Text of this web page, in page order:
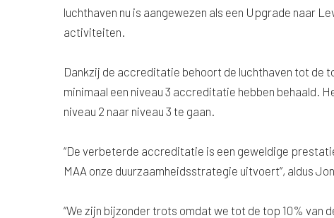
luchthaven nu is aangewezen als een Upgrade naar
activiteiten.
Dankzij de accreditatie behoort de luchthaven tot de
minimaal een niveau 3 accreditatie hebben behaald.
niveau 2 naar niveau 3 te gaan.
“De verbeterde accreditatie is een geweldige
MAA onze duurzaamheidsstrategie uitvoert”, aldus
“We zijn bijzonder trots omdat we tot de top 10%